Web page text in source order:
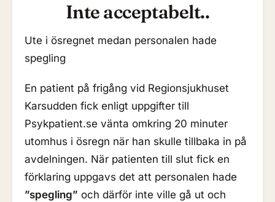
Inte acceptabelt..
Ute i ösregnet medan personalen hade
spegling
En patient på frigång vid Regionsjukhuset
Karsudden fick enligt uppgifter till
Psykpatient.se vänta omkring 20 minuter
utomhus i ösregn när han skulle tillbaka in på
avdelningen. När patienten till slut fick en
förklaring uppgavs det att personalen hade
”spegling” och därför inte ville gå ut och